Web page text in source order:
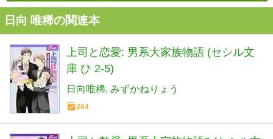
日向 唯稀の関連本
上司と恋愛: 男系大家族物語 (セシル文
庫 ひ 2-5)
日向唯稀 みずかねりょう
264